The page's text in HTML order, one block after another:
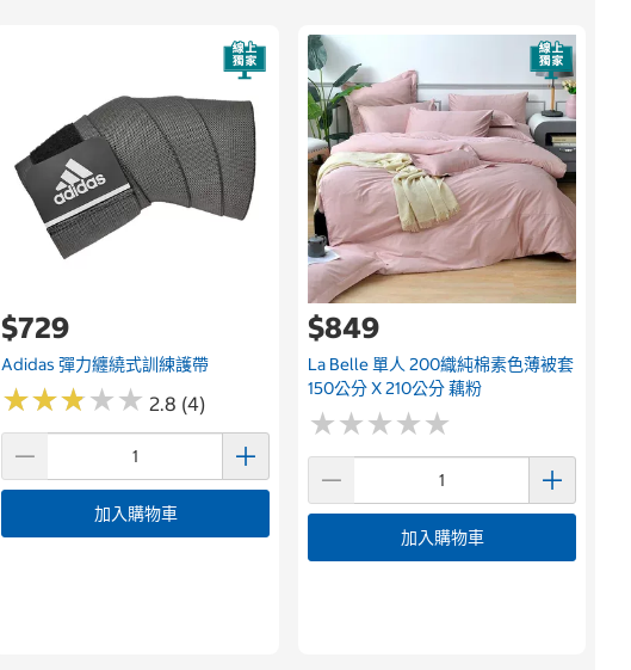
$729
Adidas 彈力纏繞式訓練護帶
★★★★★
★★★★★ 2.8 (4)
加入購物車
$849
La Belle 單人 200織純棉素色薄被套
150公分 X 210公分 藕粉
★★★★★
★★★★★
加入購物車